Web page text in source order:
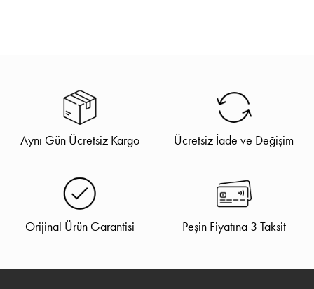
Aynı Gün Ücretsiz Kargo Ücretsiz İade ve Değişim
Orijinal Ürün Garantisi Peşin Fiyatına 3 Taksit